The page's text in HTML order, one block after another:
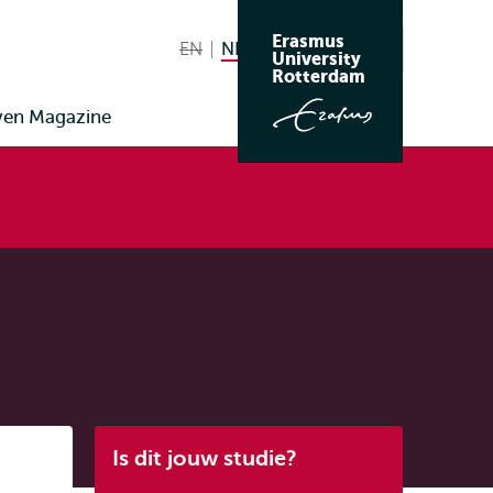
taal
EN English not available
NL Nederlands huidige taal
Zoeken
Erasmus
University
Rotterdam
Magazine
Is dit jouw studie?